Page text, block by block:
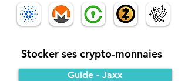
Stocker ses crypto-monnaies
Guide - Jaxx